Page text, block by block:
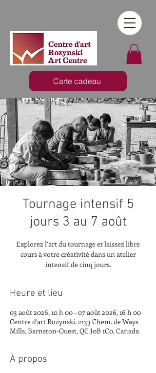
Carte cadeau
Tournage intensif 5
jours 3 au 7 août
Explorez l’art du tournage et laissez libre
cours à votre créativité dans un atelier
intensif de cinq jours.
Heure et lieu
03 août 2026, 10 h 00 – 07 août 2026, 16 h 00
Centre d'art Rozynski, 2133 Chem. de Ways
Mills, Barnston-Ouest, QC J0B 1C0, Canada
À propos